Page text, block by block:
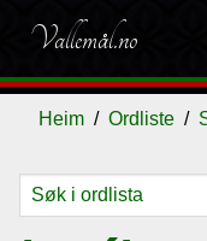
Vallemål.no
Heim Ordliste
Ordliste